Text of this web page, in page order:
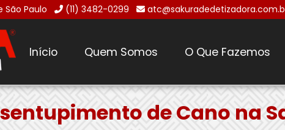
Paulo (11) 3482-0299
Início Quem Somos O Que Fazemos
de Cano na